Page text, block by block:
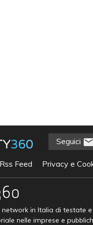
Seguici
Rss Feed Privacy e
in Italia di testate
nelle imprese e